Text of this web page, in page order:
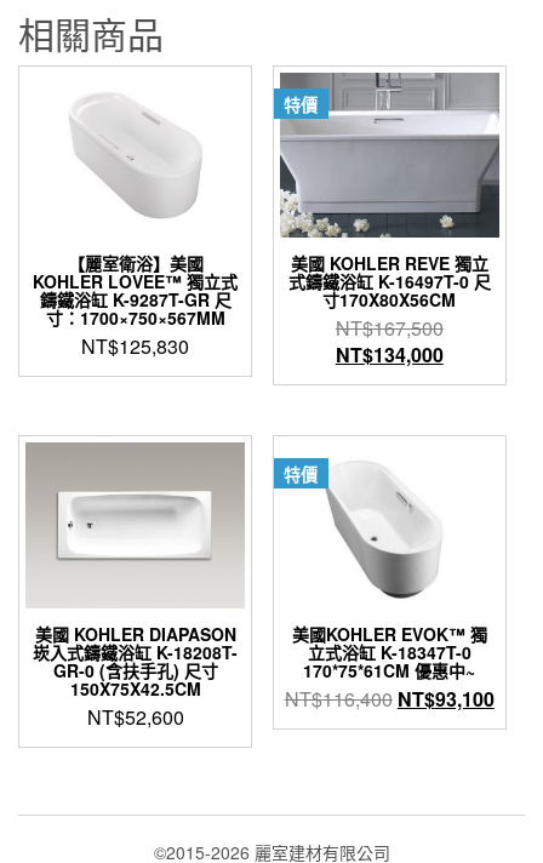
相關商品
【麗室衛浴】美國
KOHLER LOVEE™ 獨立式
鑄鐵浴缸 K-9287T-GR 尺
寸：1700×750×567MM
NT$125,830
特價
美國 KOHLER REVE 獨立
式鑄鐵浴缸 K-16497T-0 尺
寸170X80X56CM
NT$167,500原
始
價
NT$134,000目
前
格：
美國 KOHLER DIAPASON
崁入式鑄鐵浴缸 K-18208T-
GR-0 (含扶手孔) 尺寸
150X75X42.5CM
NT$52,600
特價
美國KOHLER EVOK™ 獨
立式浴缸 K-18347T-0
170*75*61CM 優惠中~
NT$116,400 原
始
NT$93,100目
前
©2015-2026 麗室建材有限公司